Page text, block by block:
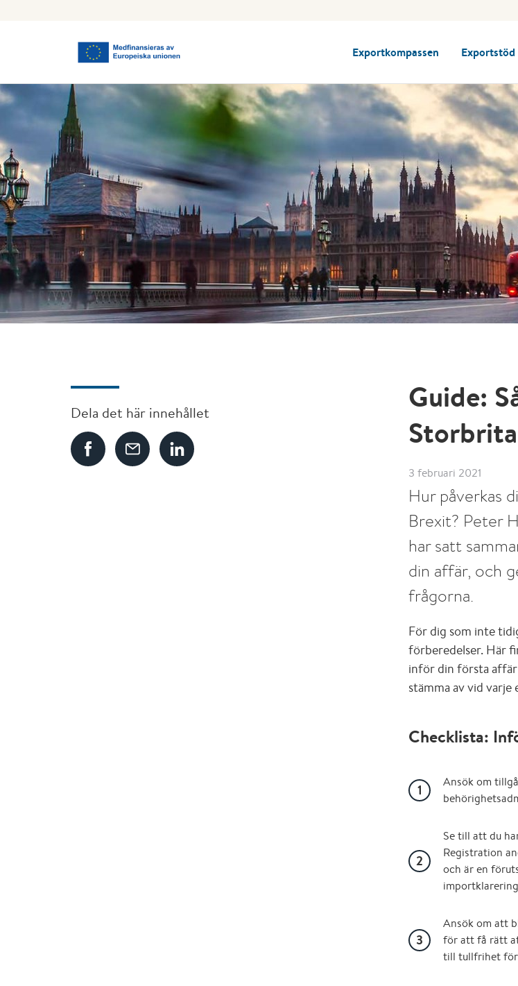
Exportkompassen Exportstöd
Dela det här innehållet
Guide:
3 februari 2021
Hur påverkas
Brexit? Peter
har satt
din affär, och
frågorna.
För dig som inte
förberedelser. Här
inför din första
stämma av vid
Checklista:
Ansök om
Se till att du
Registration
och är en
Ansök om att
för att få rätt
till tullfrihet för